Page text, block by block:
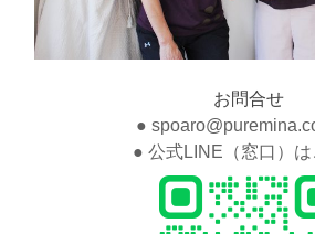
お問合せ
●
● 公式LINE（窓口）は